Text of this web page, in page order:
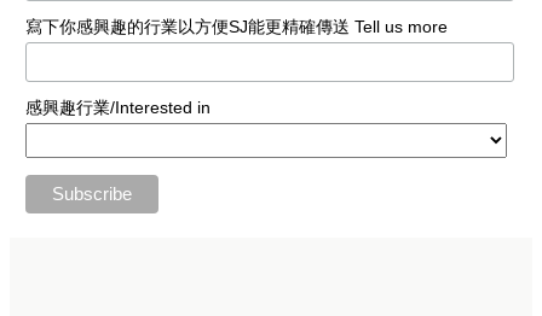
寫下你感興趣的行業以方便SJ能更精確傳送 Tell us more
感興趣行業/Interested in